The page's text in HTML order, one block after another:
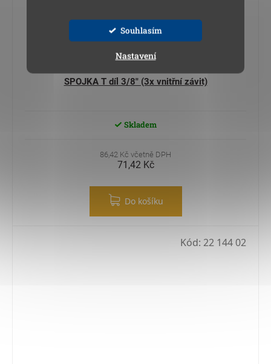
Souhlasím
Nastavení
SPOJKA T díl 3/8" (3x vnitřní závit)
Skladem
86,42 Kč včetně DPH
71,42 Kč
Do košíku
Kód: 22 144 02